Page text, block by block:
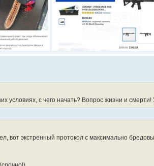
условиях, с чего начать? Вопрос жизни и
вот экстренный протокол с максимально